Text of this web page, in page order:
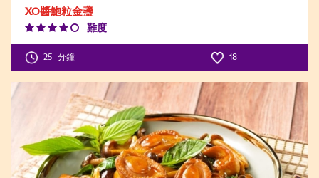
XO醬鮑粒金盞
難度
Level:4
25 分鐘 18